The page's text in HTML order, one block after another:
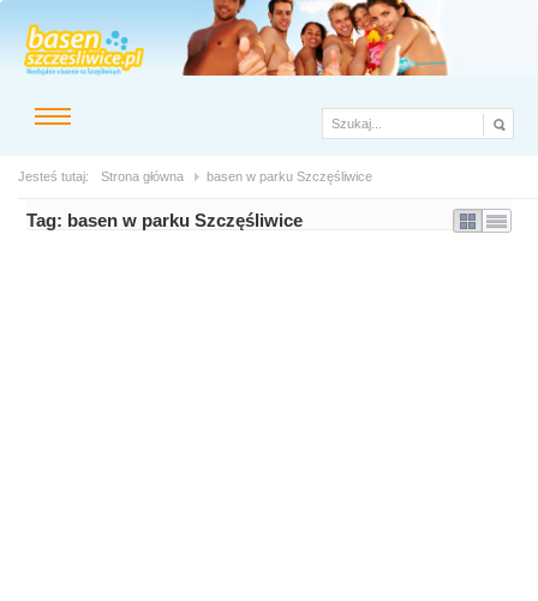
Jesteś tutaj: Strona główna basen w parku Szczęśliwice
Tag: basen w parku Szczęśliwice